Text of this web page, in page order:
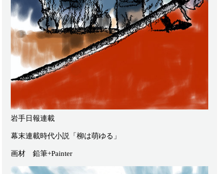
岩手日報連載
幕末連載時代小説「柳は萌ゆる」
画材 鉛筆+Painter